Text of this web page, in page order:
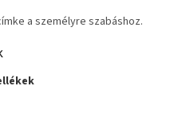
a személyre szabáshoz.